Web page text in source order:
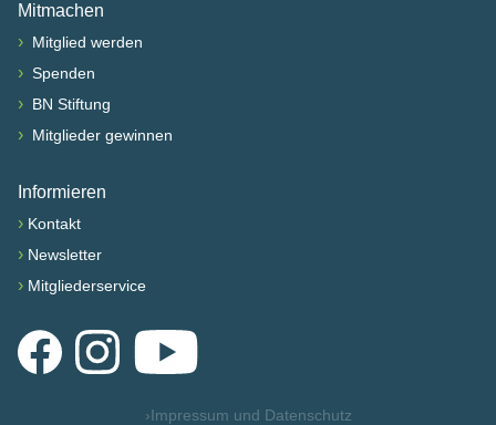
Mitmachen
› Mitglied werden
› Spenden
› BN Stiftung
› Mitglieder gewinnen
Informieren
› Kontakt
› Newsletter
› Mitgliederservice
FacebookInstagramYouTube
›Impressum und Datenschutz